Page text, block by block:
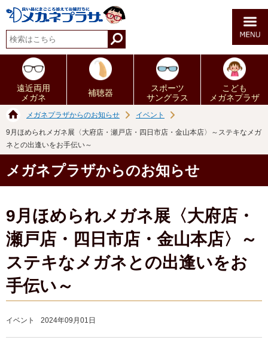
遠近両用
メガネ
補聴器
スポーツ
サングラス
こども
メガネプラザ
メガネプラザからのお知らせ イベント
9月ほめられメガネ展〈大府店・瀬戸店・四日市店・金山本店〉～ステキなメガ
ネとの出逢いをお手伝い～
メガネプラザからのお知らせ
9月ほめられメガネ展〈大府店・
瀬戸店・四日市店・金山本店〉～
ステキなメガネとの出逢いをお
手伝い～
イベント 2024年09月01日